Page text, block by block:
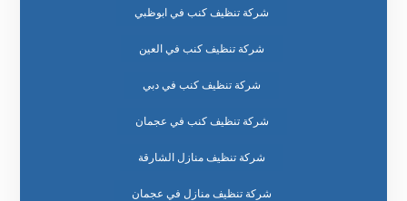
شركة تنظيف كنب في ابوظبي
شركة تنظيف كنب في العين
شركة تنظيف كنب في دبي
شركة تنظيف كنب في عجمان
شركة تنظيف منازل الشارقة
شركة تنظيف منازل في عجمان